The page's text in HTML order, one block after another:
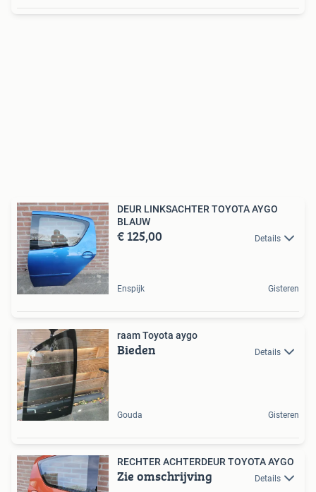
DEUR LINKSACHTER TOYOTA AYGO
BLAUW
€ 125,00 Details
Enspijk Gisteren
raam Toyota aygo
Bieden Details
Gouda Gisteren
RECHTER ACHTERDEUR TOYOTA AYGO
Zie omschrijving Details